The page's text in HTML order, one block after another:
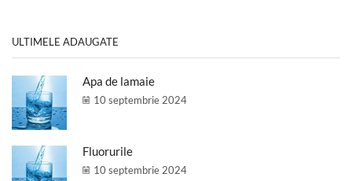
ULTIMELE ADAUGATE
Apa de lamaie
10 septembrie 2024
Fluorurile
10 septembrie 2024